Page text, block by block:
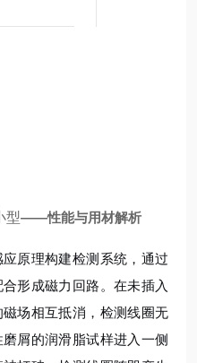
型——性能与用材解析
原理构建检测系统，通过
形成磁力回路。在未插入
场相互抵消，检测线圈无
屑的润滑脂试样进入一侧